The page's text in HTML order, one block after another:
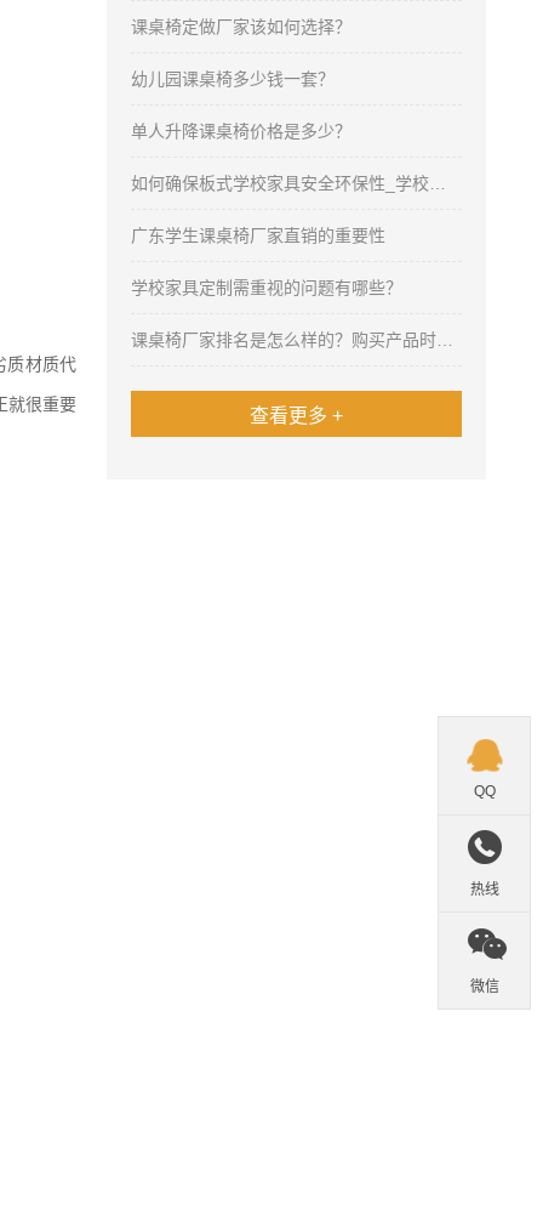
质材质代
就很重要
课桌椅定做厂家该如何选择？
幼儿园课桌椅多少钱一套？
单人升降课桌椅价格是多少？
广东学生课桌椅厂家直销的重要性
学校家具定制需重视的问题有哪些？
查看更多 +

QQ

热线

微信